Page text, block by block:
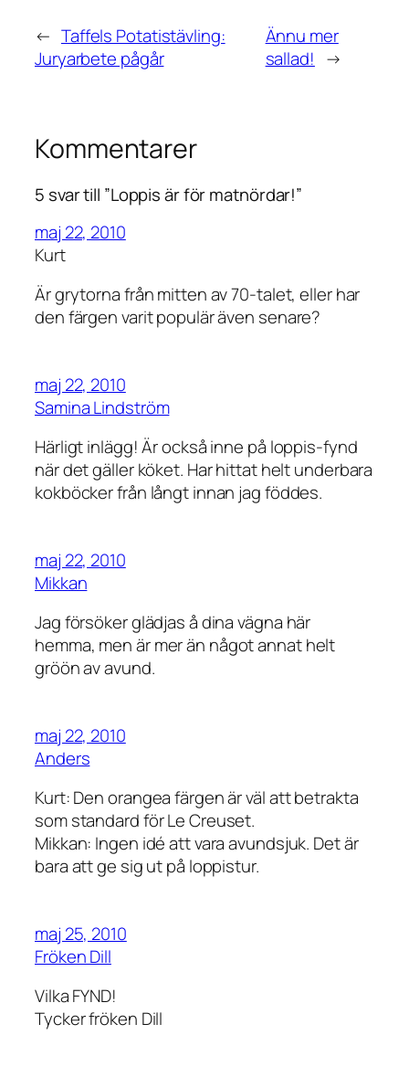
← Taffels Potatistävling:
Juryarbete pågår
Ännu mer
sallad! →
Kommentarer
5 svar till ”Loppis är för matnördar!”
maj 22, 2010
Kurt
Är grytorna från mitten av 70-talet, eller har
den färgen varit populär även senare?
maj 22, 2010
Samina Lindström
Härligt inlägg! Är också inne på loppis-fynd
när det gäller köket. Har hittat helt underbara
kokböcker från långt innan jag föddes.
maj 22, 2010
Mikkan
Jag försöker glädjas å dina vägna här
hemma, men är mer än något annat helt
gröön av avund.
maj 22, 2010
Anders
Kurt: Den orangea färgen är väl att betrakta
som standard för Le Creuset.
Mikkan: Ingen idé att vara avundsjuk. Det är
bara att ge sig ut på loppistur.
maj 25, 2010
Fröken Dill
Vilka FYND!
Tycker fröken Dill